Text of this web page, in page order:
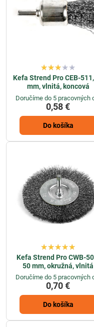
Kefa Strend Pro CEB-
mm, vlnitá, koncová
Doručíme do 5 pracovných
0,58 €
Do košíka
Kefa Strend Pro CWB-
50 mm, okružná, vlnitá
Doručíme do 5 pracovných
0,70 €
Do košíka